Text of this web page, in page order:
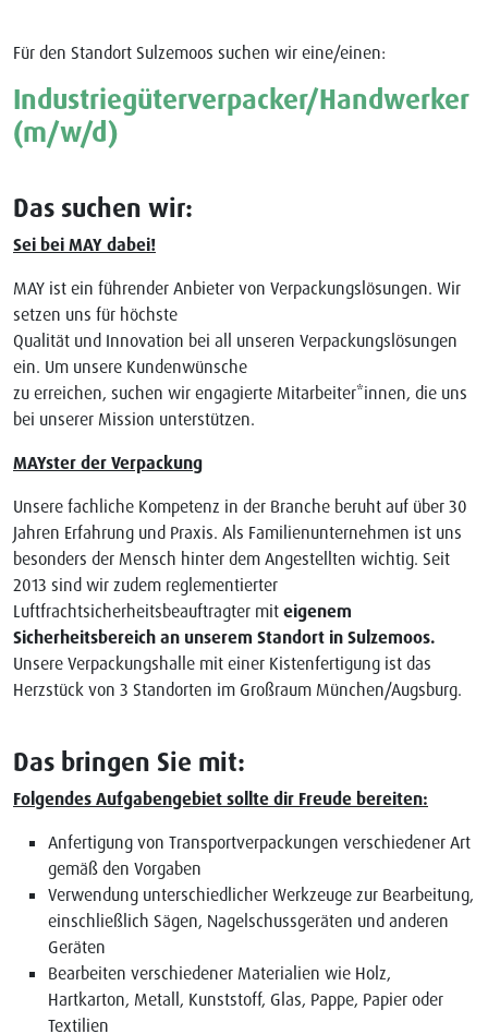
Für den Standort Sulzemoos suchen wir eine/einen:
Industriegüterverpacker/Handwerker
(m/w/d)
Das suchen wir:
Sei bei MAY dabei!
MAY ist ein führender Anbieter von Verpackungslösungen. Wir
setzen uns für höchste
Qualität und Innovation bei all unseren Verpackungslösungen
ein. Um unsere Kundenwünsche
zu erreichen, suchen wir engagierte Mitarbeiter*innen, die uns
bei unserer Mission unterstützen.
MAYster der Verpackung
Unsere fachliche Kompetenz in der Branche beruht auf über 30
Jahren Erfahrung und Praxis. Als Familienunternehmen ist uns
besonders der Mensch hinter dem Angestellten wichtig. Seit
2013 sind wir zudem reglementierter
Luftfrachtsicherheitsbeauftragter mit eigenem
Sicherheitsbereich an unserem Standort in Sulzemoos.
Unsere Verpackungshalle mit einer Kistenfertigung ist das
Herzstück von 3 Standorten im Großraum München/Augsburg.
Das bringen Sie mit:
Folgendes Aufgabengebiet sollte dir Freude bereiten:
Anfertigung von Transportverpackungen verschiedener Art
gemäß den Vorgaben
Verwendung unterschiedlicher Werkzeuge zur Bearbeitung,
einschließlich Sägen, Nagelschussgeräten und anderen
Geräten
Bearbeiten verschiedener Materialien wie Holz,
Hartkarton, Metall, Kunststoff, Glas, Pappe, Papier oder
Textilien